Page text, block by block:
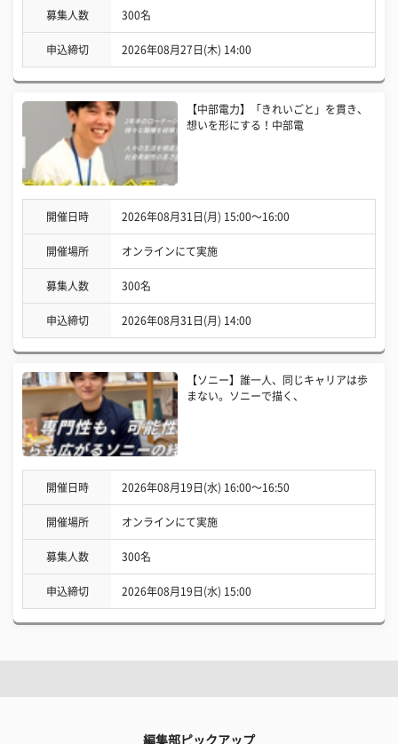
募集人数 300名
申込締切 2026年08月27日(木) 14:00
【中部電力】「きれいごと」を貫き、
想いを形にする！中部電
開催日時 2026年08月31日(月) 15:00〜16:00
開催場所 オンラインにて実施
募集人数 300名
申込締切 2026年08月31日(月) 14:00
【ソニー】誰一人、同じキャリアは歩
まない。ソニーで描く、
開催日時 2026年08月19日(水) 16:00〜16:50
開催場所 オンラインにて実施
募集人数 300名
申込締切 2026年08月19日(水) 15:00
編集部ピックアップ